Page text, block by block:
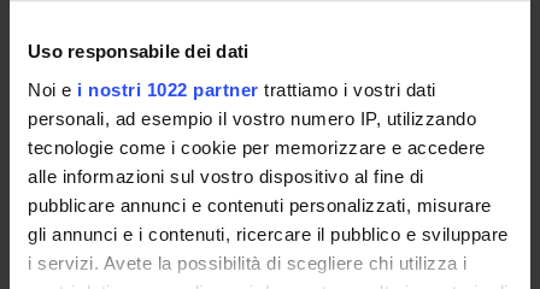
Uso responsabile dei dati
Noi e i nostri 1022 partner trattiamo i vostri dati
personali, ad esempio il vostro numero IP, utilizzando
tecnologie come i cookie per memorizzare e accedere
alle informazioni sul vostro dispositivo al fine di
pubblicare annunci e contenuti personalizzati, misurare
gli annunci e i contenuti, ricercare il pubblico e sviluppare
i servizi. Avete la possibilità di scegliere chi utilizza i
COLLABORATORI ESTERNI
Sara Lombardi
Università di Verona Specializzando
Francesca Pizzolo
Università di Milano Dottorando
Simonetta Friso
Università di Verona Medicina Clinica e Sperimentale